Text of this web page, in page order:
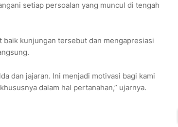
setiap persoalan yang muncul di tengah
baik kunjungan tersebut dan mengapresiasi
dan jajaran. Ini menjadi motivasi bagi kami
dalam hal pertanahan,” ujarnya.